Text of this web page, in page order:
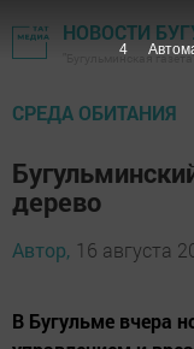
НОВОСТИ
"Бугульминская
СРЕДА ОБИТАНИЯ
дерево
Автор, 16 августа
В Бугульме вчера
3